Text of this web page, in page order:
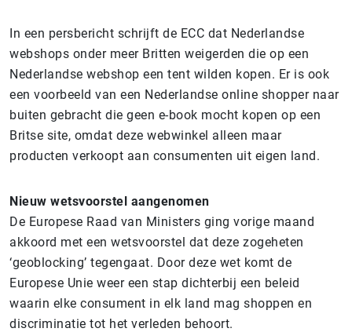
In een persbericht schrijft de ECC dat Nederlandse
webshops onder meer Britten weigerden die op een
Nederlandse webshop een tent wilden kopen. Er is ook
een voorbeeld van een Nederlandse online shopper naar
buiten gebracht die geen e-book mocht kopen op een
Britse site, omdat deze webwinkel alleen maar
producten verkoopt aan consumenten uit eigen land.
Nieuw wetsvoorstel aangenomen
De Europese Raad van Ministers ging vorige maand
akkoord met een wetsvoorstel dat deze zogeheten
‘geoblocking’ tegengaat. Door deze wet komt de
Europese Unie weer een stap dichterbij een beleid
waarin elke consument in elk land mag shoppen en
discriminatie tot het verleden behoort.